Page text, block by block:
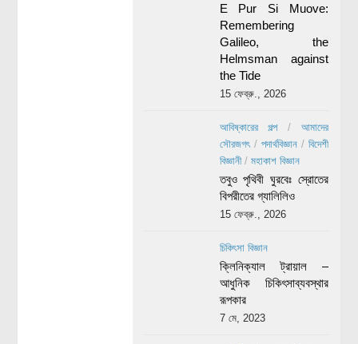
E Pur Si Muove:
Remembering
Galileo, the
Helmsman against
the Tide
15 ফেব্রু., 2026
আবিষ্কারের গল্প/ আমাদের
সৌরজগৎ/ পদার্থবিজ্ঞান/ বিদেশী
বিজ্ঞানী/ মহাকাশ বিজ্ঞান
তবুও পৃথিবী ঘুরবেঃ স্রোতের
বিপরীতের গ্যালিলিও
15 ফেব্রু., 2026
চিকিৎসা বিজ্ঞান
ক্লিনিক্যাল ট্রায়াল –
আধুনিক চিকিৎসাব্যবস্থার
রূপকার
7 মে, 2023